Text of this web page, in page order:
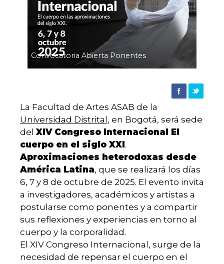
siglo
XXI’
Agencia
de
noticias
UD
Convocatoria Abierta Ponentes
La Facultad de Artes ASAB de la
Universidad Distrital , en Bogotá, será sede
del XIV Congreso Internacional El
cuerpo en el siglo XXI .
Aproximaciones heterodoxas desde
América Latina, que se realizará los días
6, 7 y 8 de octubre de 2025. El evento invita
a investigadores, académicos y artistas a
postularse como ponentes y a compartir
sus reflexiones y experiencias en torno al
cuerpo y la corporalidad.
El XIV Congreso Internacional, surge de la
necesidad de repensar el cuerpo en el